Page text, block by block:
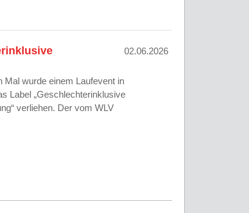
02.06.2026
Mal wurde einem Laufevent in
Label „Geschlechterinklusive
verliehen. Der vom WLV